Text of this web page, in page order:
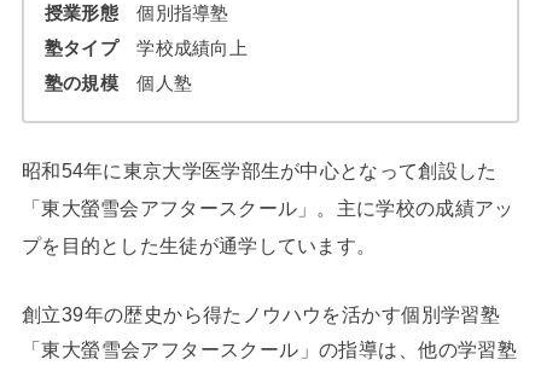
授業形態個別指導塾
塾タイプ学校成績向上
塾の規模個人塾
昭和54年に東京大学医学部生が中心となって創設した
「東大螢雪会アフタースクール」。主に学校の成績アッ
プを目的とした生徒が通学しています。
創立39年の歴史から得たノウハウを活かす個別学習塾
「東大螢雪会アフタースクール」の指導は、他の学習塾